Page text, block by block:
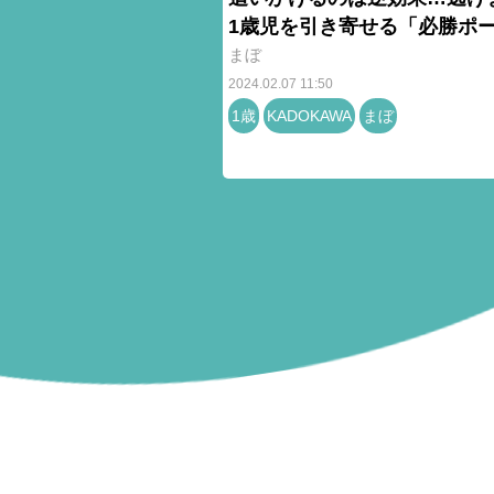
1歳児を引き寄せる「必勝ポ
まぼ
2024.02.07 11:50
1歳 KADOKAWA まぼ